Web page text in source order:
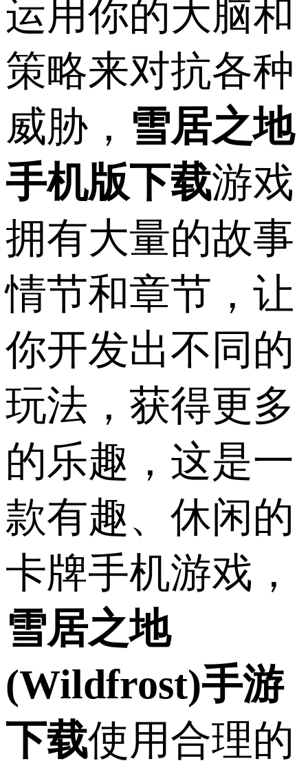
运用你的大脑和
策略来对抗各种
威胁， 雪居之地
手机版下载游戏
拥有大量的故事
情节和章节，让
你开发出不同的
玩法，获得更多
的乐趣，这是一
款有趣、休闲的
卡牌手机游戏，
雪居之地
(Wildfrost)手游
下载使用合理的